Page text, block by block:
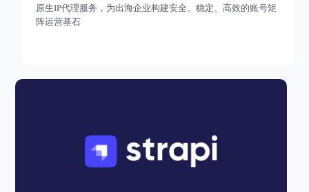
原生IP代理服务，为出海企业构建安全、稳定、高效的账号矩
阵运营基石